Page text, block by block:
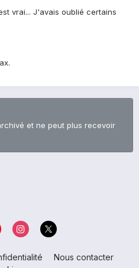
vrai... J'avais oublié certains
et ne peut plus recevoir
Nous contacter